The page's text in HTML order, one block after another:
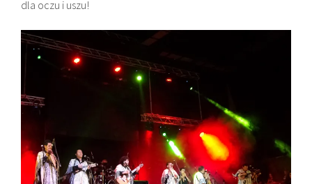
dla oczu i uszu!